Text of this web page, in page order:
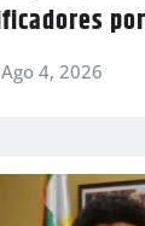
Ago 4, 2026